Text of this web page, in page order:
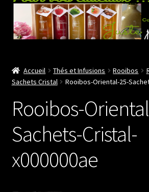
Boutique
Accueil Thés et Infusions Rooibos
Sachets Cristal
Rooibos-Oriental-25-
Rooibos-
Sachets-Cristal-
x000000ae